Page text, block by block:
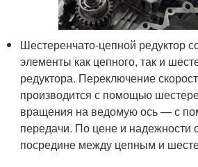
Шестеренчато-цепной редуктор
элементы как цепного, так и
редуктора. Переключение
производится с помощью
вращения на ведомую ось — с
передачи. По цене и надежности
посредине между цепным и